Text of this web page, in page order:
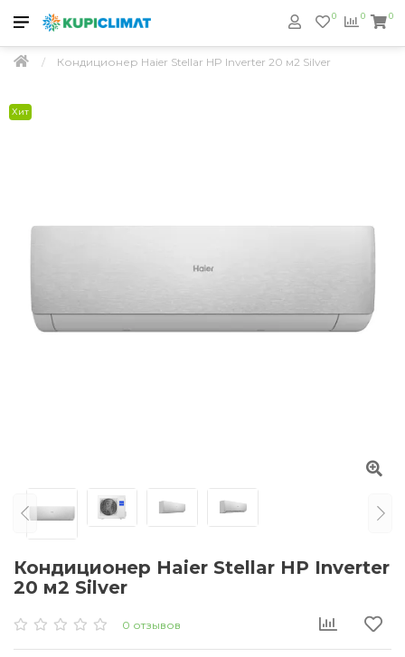
0
0 0
Кондиционер Haier Stellar HP Inverter 20 м2 Silver
Хит
Кондиционер Haier Stellar HP Inverter
20 м2 Silver
0 отзывов